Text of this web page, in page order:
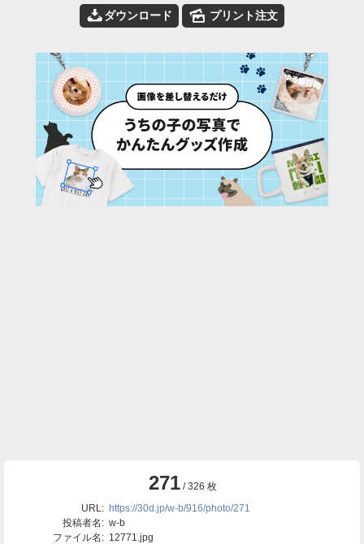
📥ダウンロード 🌄 プリント注文
271/ 326 枚
URL: https://30d.jp/w-b/916/photo/271
投稿者名: w-b
ファイル名: 12771.jpg